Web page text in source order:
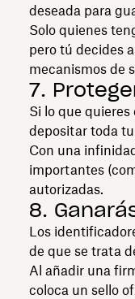
deseada para
Solo quienes
pero tú decides
mecanismos de
7.
Si lo que
depositar toda
Con una
importantes
autorizadas.
8.
Los
de que se trata
Al añadir una
coloca un sello